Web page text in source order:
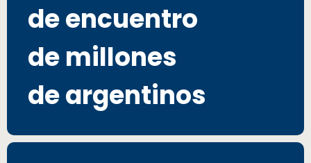
de encuentro
de millones
de argentinos